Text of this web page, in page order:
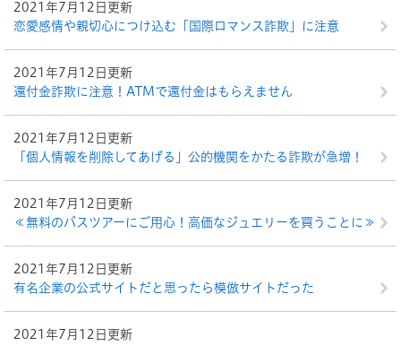
2021年7月12日更新
恋愛感情や親切心につけ込む「国際ロマンス詐欺」に注意
2021年7月12日更新
還付金詐欺に注意！ATMで還付金はもらえません
2021年7月12日更新
「個人情報を削除してあげる」公的機関をかたる詐欺が急増！
2021年7月12日更新
≪無料のバスツアーにご用心！高価なジュエリーを買うことに≫
2021年7月12日更新
有名企業の公式サイトだと思ったら模倣サイトだった
2021年7月12日更新